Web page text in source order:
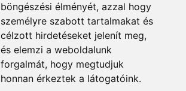
böngészési élményét, azzal hogy
személyre szabott tartalmakat és
célzott hirdetéseket jelenít meg,
és elemzi a weboldalunk
forgalmát, hogy megtudjuk
honnan érkeztek a látogatóink.
Accepted payment methods